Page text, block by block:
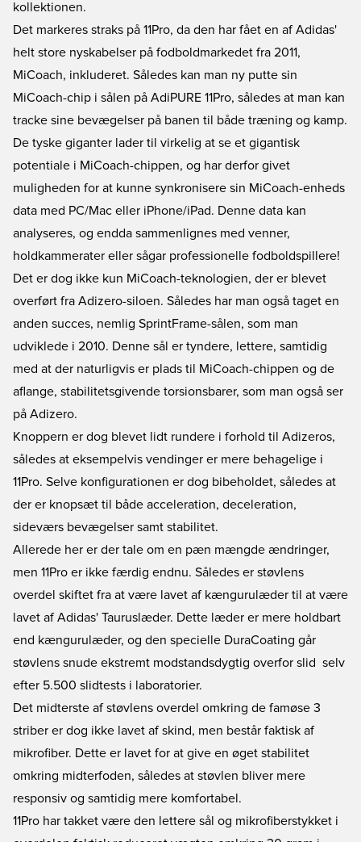
kollektionen.
Det markeres straks på 11Pro, da den har fået en af Adidas'
helt store nyskabelser på fodboldmarkedet fra 2011,
MiCoach, inkluderet. Således kan man ny putte sin
MiCoach-chip i sålen på AdiPURE 11Pro, således at man kan
tracke sine bevægelser på banen til både træning og kamp.
De tyske giganter lader til virkelig at se et gigantisk
potentiale i MiCoach-chippen, og har derfor givet
muligheden for at kunne synkronisere sin MiCoach-enheds
data med PC/Mac eller iPhone/iPad. Denne data kan
analyseres, og endda sammenlignes med venner,
holdkammerater eller sågar professionelle fodboldspillere!
Det er dog ikke kun MiCoach-teknologien, der er blevet
overført fra Adizero-siloen. Således har man også taget en
anden succes, nemlig SprintFrame-sålen, som man
udviklede i 2010. Denne sål er tyndere, lettere, samtidig
med at der naturligvis er plads til MiCoach-chippen og de
aflange, stabilitetsgivende torsionsbarer, som man også ser
på Adizero.
Knoppern er dog blevet lidt rundere i forhold til Adizeros,
således at eksempelvis vendinger er mere behagelige i
11Pro. Selve konfigurationen er dog bibeholdet, således at
der er knopsæt til både acceleration, deceleration,
sideværs bevægelser samt stabilitet.
Allerede her er der tale om en pæn mængde ændringer,
men 11Pro er ikke færdig endnu. Således er støvlens
overdel skiftet fra at være lavet af kængurulæder til at være
lavet af Adidas' Tauruslæder. Dette læder er mere holdbart
end kængurulæder, og den specielle DuraCoating går
støvlens snude ekstremt modstandsdygtig overfor slid  selv
efter 5.500 slidtests i laboratorier.
Det midterste af støvlens overdel omkring de famøse 3
striber er dog ikke lavet af skind, men består faktisk af
mikrofiber. Dette er lavet for at give en øget stabilitet
omkring midterfoden, således at støvlen bliver mere
responsiv og samtidig mere komfortabel.
11Pro har takket være den lettere sål og mikrofiberstykket i